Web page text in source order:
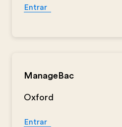
Entrar
ManageBac
Oxford
Entrar